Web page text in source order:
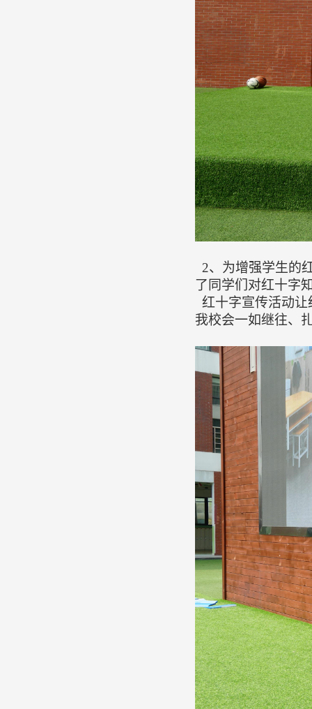
2、为增强学生的
了同学们对红十字
红十字宣传活动让
我校会一如继往、